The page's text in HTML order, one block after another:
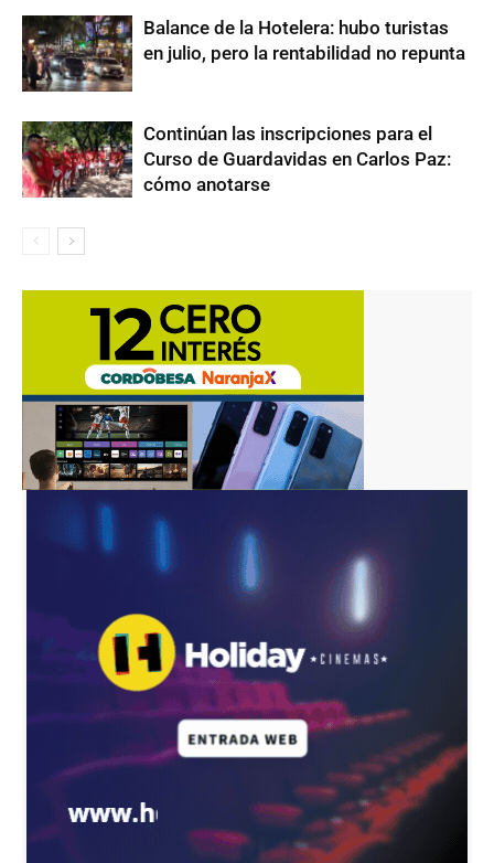
Balance de la Hotelera: hubo turistas
en julio, pero la rentabilidad no repunta
Continúan las inscripciones para el
Curso de Guardavidas en Carlos Paz:
cómo anotarse